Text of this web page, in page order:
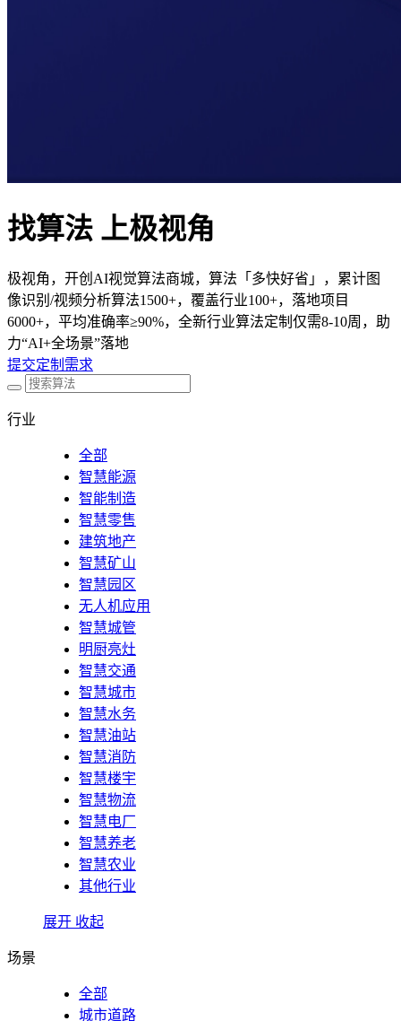
找算法 上极视角
极视角，开创AI视觉算法商城，算法「多快好省」，累计图
像识别/视频分析算法1500+，覆盖行业100+，落地项目
6000+，平均准确率≥90%，全新行业算法定制仅需8-10周，助
力“AI+全场景”落地
提交定制需求
行业
全部
智慧能源
智能制造
智慧零售
建筑地产
智慧矿山
智慧园区
无人机应用
智慧城管
明厨亮灶
智慧交通
智慧城市
智慧水务
智慧油站
智慧消防
智慧楼宇
智慧物流
智慧电厂
智慧养老
智慧农业
其他行业
展开 收起
场景
全部
城市道路